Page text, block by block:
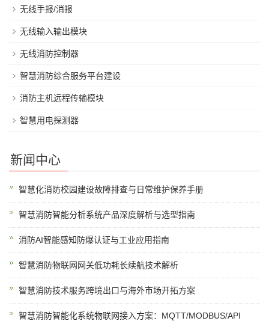
无线手报/消报
无线输入输出模块
无线消防控制器
智慧消防综合服务平台建设
消防主机远程传输模块
智慧用电探测器
新闻中心
智慧化消防校园建设故障排查与日常维护保养手册
智慧消防智能分析系统产品深度解析与选型指南
消防AI智能感知防爆认证与工业应用指南
智慧消防物联网网关低功耗长续航技术解析
智慧消防技术服务跨境出口与海外市场开拓方案
智慧消防智能化系统物联网接入方案：MQTT/MODBUS/API